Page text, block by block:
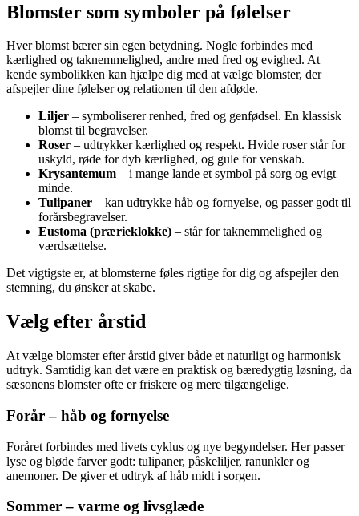
Blomster som symboler på følelser
Hver blomst bærer sin egen betydning. Nogle forbindes med
kærlighed og taknemmelighed, andre med fred og evighed. At
kende symbolikken kan hjælpe dig med at vælge blomster, der
afspejler dine følelser og relationen til den afdøde.
Liljer – symboliserer renhed, fred og genfødsel. En klassisk
blomst til begravelser.
Roser – udtrykker kærlighed og respekt. Hvide roser står for
uskyld, røde for dyb kærlighed, og gule for venskab.
Krysantemum – i mange lande et symbol på sorg og evigt
minde.
Tulipaner – kan udtrykke håb og fornyelse, og passer godt til
forårsbegravelser.
Eustoma (prærieklokke) – står for taknemmelighed og
værdsættelse.
Det vigtigste er, at blomsterne føles rigtige for dig og afspejler den
stemning, du ønsker at skabe.
Vælg efter årstid
At vælge blomster efter årstid giver både et naturligt og harmonisk
udtryk. Samtidig kan det være en praktisk og bæredygtig løsning, da
sæsonens blomster ofte er friskere og mere tilgængelige.
Forår – håb og fornyelse
Foråret forbindes med livets cyklus og nye begyndelser. Her passer
lyse og bløde farver godt: tulipaner, påskeliljer, ranunkler og
anemoner. De giver et udtryk af håb midt i sorgen.
Sommer – varme og livsglæde